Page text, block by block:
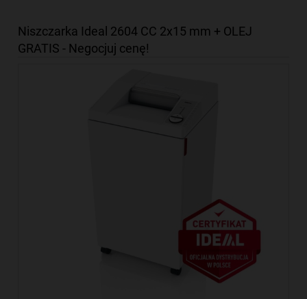
Niszczarka Ideal 2604 CC 2x15 mm + OLEJ
GRATIS - Negocjuj cenę!